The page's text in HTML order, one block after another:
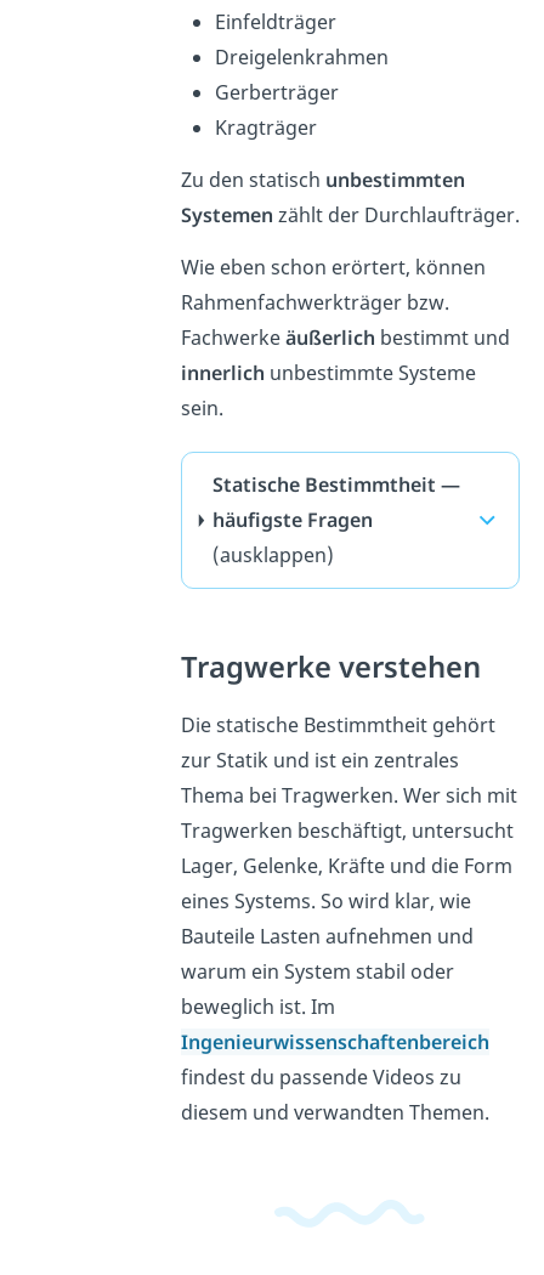
Einfeldträger
Dreigelenkrahmen
Gerberträger
Kragträger
Zu den statisch unbestimmten
Systemen zählt der Durchlaufträger.
Wie eben schon erörtert, können
Rahmenfachwerkträger bzw.
Fachwerkeäußerlich bestimmt und
innerlich unbestimmte Systeme
sein.
Statische Bestimmtheit —
häufigste Fragen
(ausklappen)
Tragwerke verstehen
Die statische Bestimmtheit gehört
zur Statik und ist ein zentrales
Thema bei Tragwerken. Wer sich mit
Tragwerken beschäftigt, untersucht
Lager, Gelenke, Kräfte und die Form
eines Systems. So wird klar, wie
Bauteile Lasten aufnehmen und
warum ein System stabil oder
beweglich ist. Im
Ingenieurwissenschaftenbereich
findest du passende Videos zu
diesem und verwandten Themen.